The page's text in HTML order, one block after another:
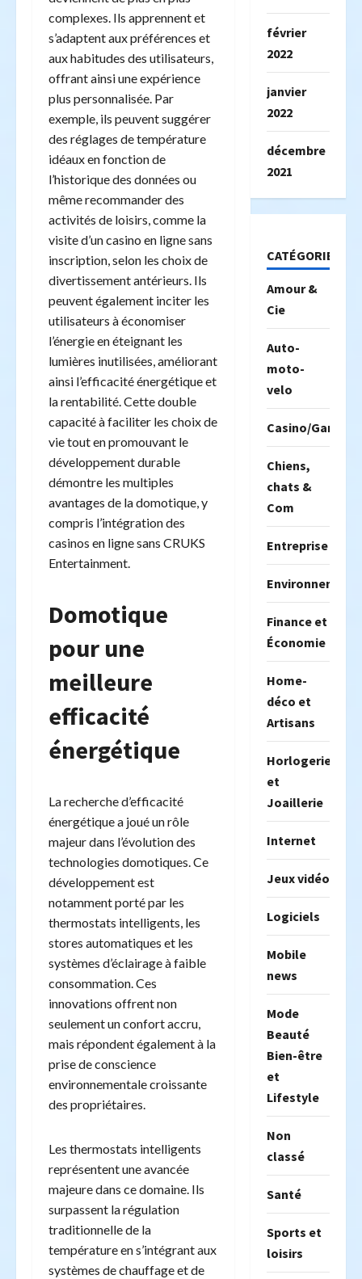
complexes. Ils apprennent et
s’adaptent aux préférences et
aux habitudes des utilisateurs,
offrant ainsi une expérience
plus personnalisée. Par
exemple, ils peuvent suggérer
des réglages de température
idéaux en fonction de
l’historique des données ou
même recommander des
activités de loisirs, comme la
visite d’un casino en ligne sans
inscription, selon les choix de
divertissement antérieurs. Ils
peuvent également inciter les
utilisateurs à économiser
l’énergie en éteignant les
lumières inutilisées, améliorant
ainsi l’efficacité énergétique et
la rentabilité. Cette double
capacité à faciliter les choix de
vie tout en promouvant le
développement durable
démontre les multiples
avantages de la domotique, y
compris l’intégration des
casinos en ligne sans CRUKS
Entertainment.
Domotique
pour une
meilleure
efficacité
énergétique
La recherche d’efficacité
énergétique a joué un rôle
majeur dans l’évolution des
technologies domotiques. Ce
développement est
notamment porté par les
thermostats intelligents, les
stores automatiques et les
systèmes d’éclairage à faible
consommation. Ces
innovations offrent non
seulement un confort accru,
mais répondent également à la
prise de conscience
environnementale croissante
des propriétaires.
Les thermostats intelligents
représentent une avancée
majeure dans ce domaine. Ils
surpassent la régulation
traditionnelle de la
température en s’intégrant aux
systèmes de chauffage et de
février
2022
janvier
2022
décembre
2021
CATÉGORIES
Amour &
Cie
Auto-
moto-
velo
Casino/
Chiens,
chats &
Com
Entreprise
Environnement
Finance et
Économie
Home-
déco et
Artisans
Horlogerie
et
Joaillerie
Internet
Jeux vidéo
Logiciels
Mobile
news
Mode
Beauté
Bien-être
et
Lifestyle
Non
classé
Santé
Sports et
loisirs